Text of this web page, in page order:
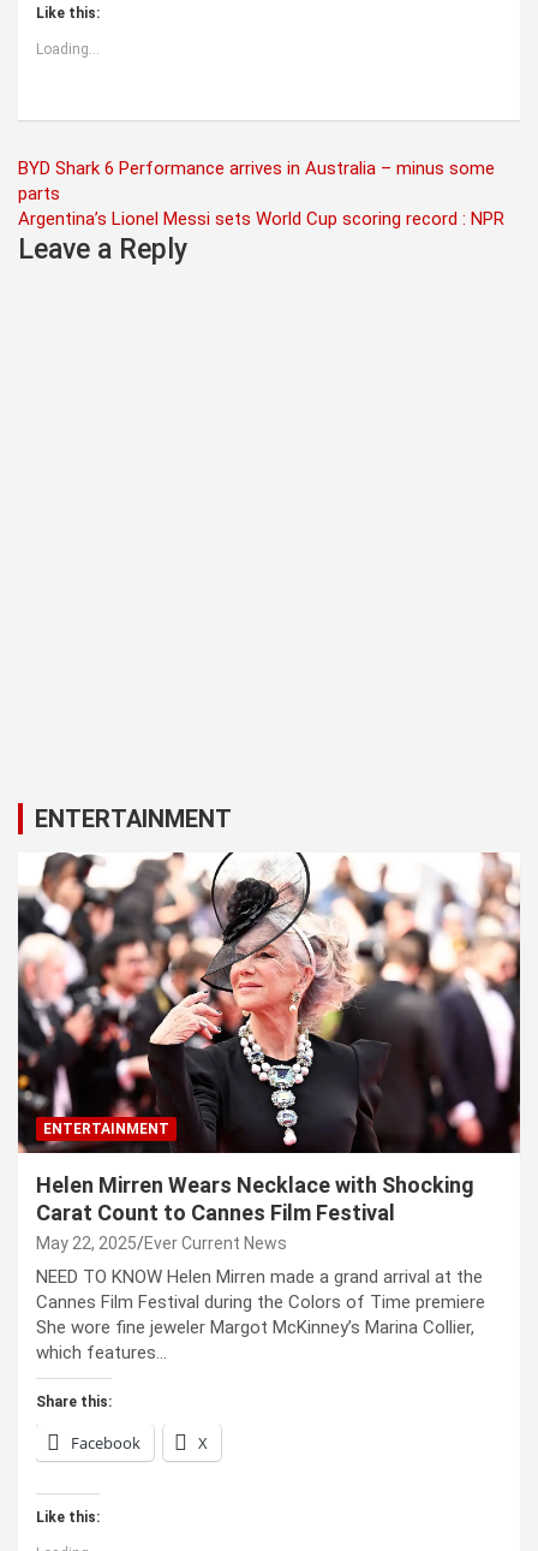
Like this:
Loading...
Post
navigation
BYD Shark 6 Performance arrives in Australia – minus some
parts
Argentina’s Lionel Messi sets World Cup scoring record : NPR
Leave a Reply
ENTERTAINMENT
ENTERTAINMENT
Helen Mirren Wears Necklace with Shocking
Carat Count to Cannes Film Festival
May 22, 2025 Ever Current News
NEED TO KNOW Helen Mirren made a grand arrival at the
Cannes Film Festival during the Colors of Time premiere
She wore fine jeweler Margot McKinney’s Marina Collier,
which features…
Share this:
Facebook X
Like this: